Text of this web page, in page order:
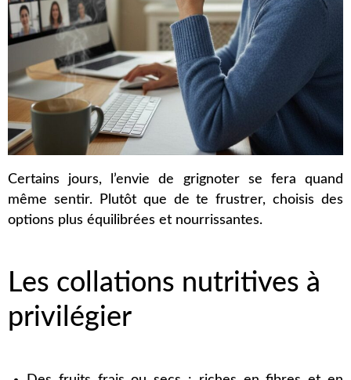
Certains jours, l’envie de grignoter se fera quand
même sentir. Plutôt que de te frustrer, choisis des
options plus équilibrées et nourrissantes.
Les collations nutritives à
privilégier